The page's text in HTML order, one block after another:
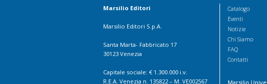
Marsilio Editori
Marsilio Editori S.p.A.
Santa Marta- Fabbricato 17
30123 Venezia
Capitale sociale: € 1.300.000 i.v.
R.E.A. Venezia n. 135822 – M. VE002567
Catalogo
Eventi
Notizie
Chi Siamo
FAQ
Contatti
Marsilio